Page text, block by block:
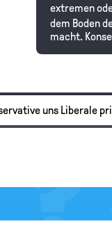
extremen
dem Boden
macht.
uns Liberale
Hallo Viva,